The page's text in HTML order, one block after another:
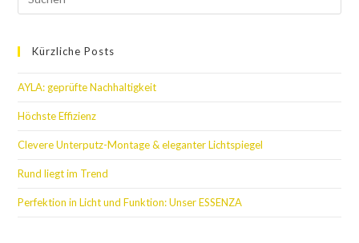
Kürzliche Posts
AYLA: geprüfte Nachhaltigkeit
Höchste Effizienz
Clevere Unterputz-Montage & eleganter Lichtspiegel
Rund liegt im Trend
Perfektion in Licht und Funktion: Unser ESSENZA